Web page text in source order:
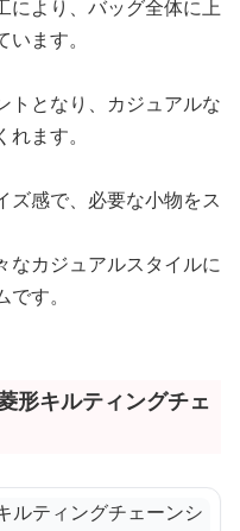
により、バッグ全体に上
ます。
トとなり、カジュアルな
ます。
ズ感で、必要な小物をス
なカジュアルスタイルに
す。
形キルティングチェ